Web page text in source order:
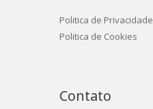
Politica de Privacidade
Politica de Cookies
Contato